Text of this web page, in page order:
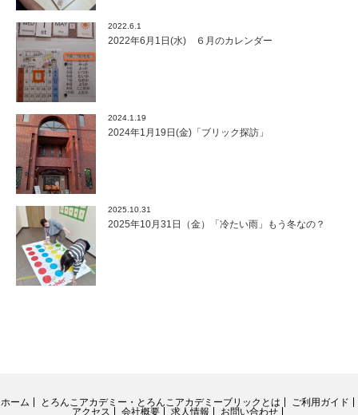
2022.6.1
2022年6月1日(水) ６月のカレンダー
2024.1.19
2024年1月19日(金)「ブリック探訪」
2025.10.31
2025年10月31日（金）「冷たい雨」もう冬なの？
ホーム とろんこアカデミー・とろんこアカデミーブリックとは
ご利用ガイド
アクセス
会社概要 求人情報 お問い合わせ